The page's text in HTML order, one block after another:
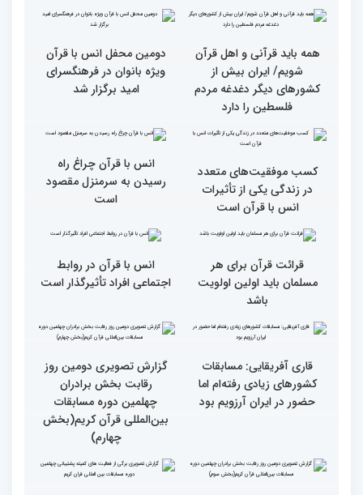
جزئیات سومین روز رقابت
بخش برادران مسابقات
بین‌المللی قرآن کریم
فرآیند اجرایی و فنی
مسابقات قرآن با مساعدت
همه بخش‌های ستاد اجرایی
در مسیر توسعه علم
همه باید قرآنی و اهل قرآن
شویم/ ایران بیش از
کشورهای دیگر دغدغه مردم
دومین محفل انس با قرآن
امید برگزار شد
کسب موفقیت‌های متعدد
در زندگی یکی از تأثیرات
رسیدن به سرمنزل مقصود
است
قرائت قرآن برای هر
انس با قرآن در روابط
اجتماعی افراد تأثیرگذار است